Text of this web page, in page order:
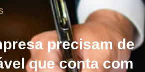
precisam de
que conta com